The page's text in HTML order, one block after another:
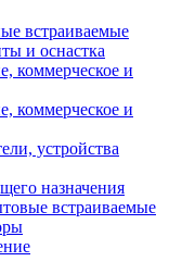
встраиваемые
и оснастка
коммерческое и
коммерческое и
устройства
назначения
встраиваемые